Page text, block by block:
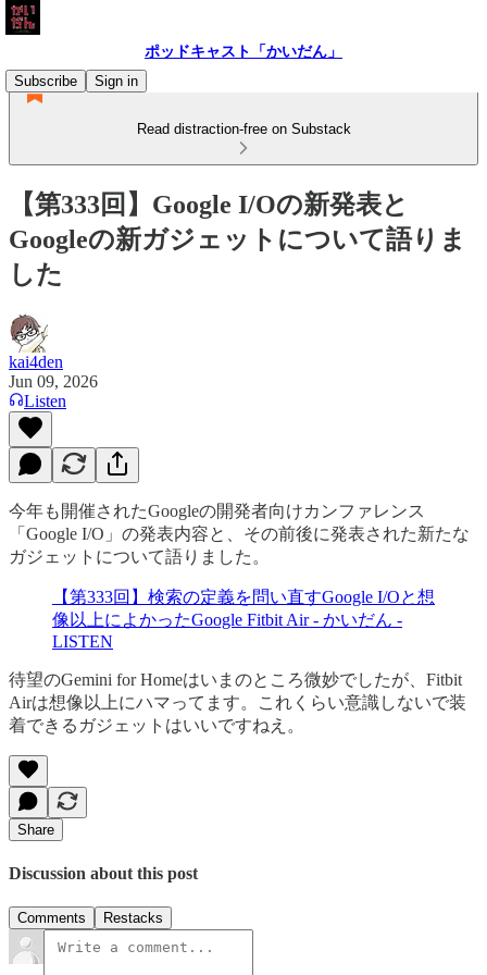
ポッドキャスト「かいだん」
Subscribe
Sign in
Read distraction-free on Substack
【第333回】Google I/Oの新発表と
Googleの新ガジェットについて語りま
した
kai4den
Jun 09, 2026
Listen
今年も開催されたGoogleの開発者向けカンファレンス
「Google I/O」の発表内容と、その前後に発表された新たな
ガジェットについて語りました。
【第333回】検索の定義を問い直すGoogle I/Oと想
像以上によかったGoogle Fitbit Air - かいだん -
LISTEN
待望のGemini for Homeはいまのところ微妙でしたが、Fitbit
Airは想像以上にハマってます。これくらい意識しないで装
着できるガジェットはいいですねえ。
Share
Discussion about this post
Comments Restacks